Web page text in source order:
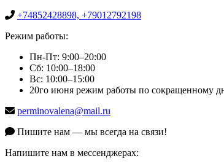
+74852428898, +79012792198
Режим работы:
Пн-Пт: 9:00–20:00
Сб: 10:00–18:00
Вс: 10:00–15:00
20го июня режим работы по сокращенному
perminovalena@mail.ru
Пишите нам — мы всегда на связи!
Напишите нам в мессенджерах: